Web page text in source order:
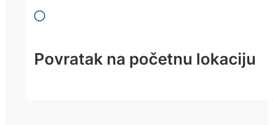
Povratak na početnu lokaciju